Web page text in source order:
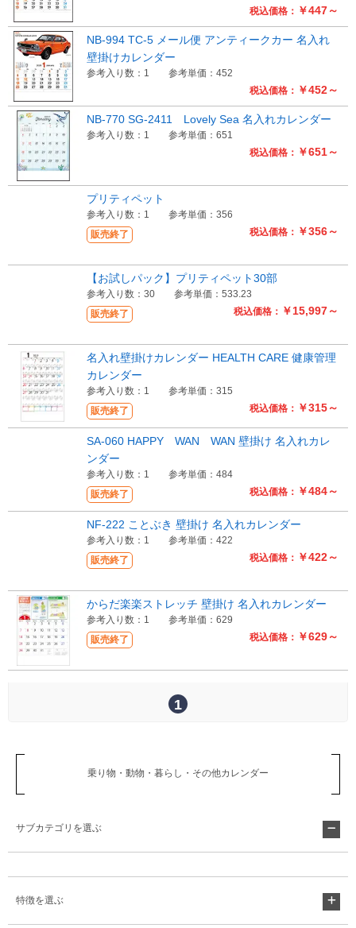
税込価格： ￥447～
税込価格： ￥452～
NB-994 TC-5 メール便 アンティークカー 名入れ
壁掛けカレンダー
参考入り数：1 参考単価：452
税込価格： ￥651～
NB-770 SG-2411 Lovely Sea 名入れカレンダー
参考入り数：1 参考単価：651
販売終了 税込価格： ￥356～
プリティペット
参考入り数：1 参考単価：356
販売終了 税込価格： ￥15,997～
【お試しパック】プリティペット30部
参考入り数：30 参考単価：533.23
販売終了 税込価格： ￥315～
名入れ壁掛けカレンダー HEALTH CARE 健康管理
カレンダー
参考入り数：1 参考単価：315
販売終了 税込価格： ￥484～
SA-060 HAPPY WAN WAN 壁掛け 名入れカレ
ンダー
参考入り数：1 参考単価：484
販売終了 税込価格： ￥422～
NF-222 ことぶき 壁掛け 名入れカレンダー
参考入り数：1 参考単価：422
販売終了 税込価格： ￥629～
からだ楽楽ストレッチ 壁掛け 名入れカレンダー
参考入り数：1 参考単価：629
1
乗り物・動物・暮らし・その他カレンダー
サブカテゴリを選ぶ
特徴を選ぶ